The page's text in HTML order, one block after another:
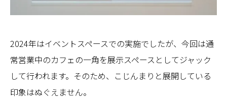
2024年はイベントスペースでの実施でしたが、今回は通
常営業中のカフェの一角を展示スペースとしてジャック
して行われます。そのため、こじんまりと展開している
印象はぬぐえません。